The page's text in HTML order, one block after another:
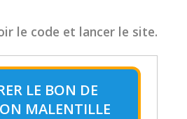
le code et lancer le site.
LE BON DE
MALENTILLE